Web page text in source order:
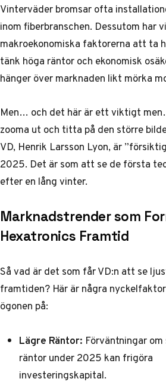
Vinterväder bromsar ofta
inom fiberbranschen. Dessutom har
makroekonomiska faktorerna att ta
tänk höga räntor och ekonomisk
hänger över marknaden likt mörka
Men… och det här är ett viktigt
zooma ut och titta på den större
VD, Henrik Larsson Lyon, är
2025. Det är som att se de första
efter en lång vinter.
Marknadstrender som
Hexatronics Framtid
Så vad är det som får VD:n att se
framtiden? Här är några
ögonen på:
Lägre Räntor: Förväntningar
räntor under 2025 kan frigöra
investeringskapital.